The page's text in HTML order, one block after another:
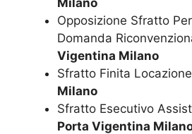
Opposizione Sfratto
Domanda
Vigentina Milano
Sfratto Finita Locazione
Milano
Sfratto Esecutivo
Porta Vigentina